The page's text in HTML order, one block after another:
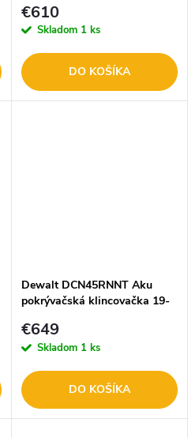
€610
Skladom 1 ks
DO KOŠÍKA
Dewalt DCN45RNNT Aku
pokrývačská klincovačka 19-
€649
Skladom 1 ks
DO KOŠÍKA